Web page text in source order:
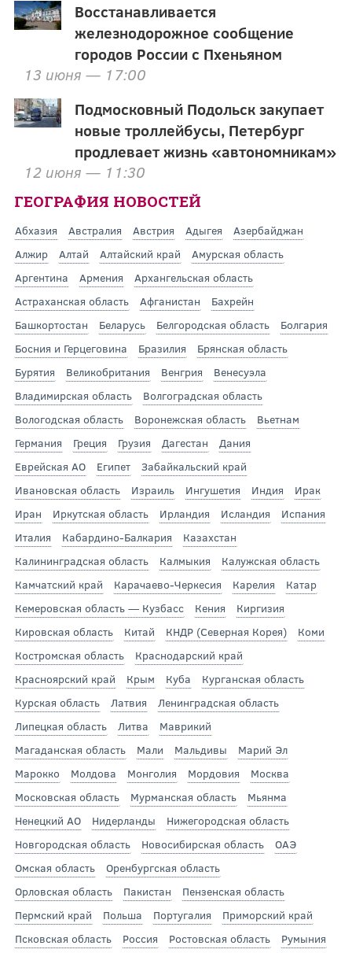
Восстанавливается
железнодорожное сообщение
городов России с Пхеньяном
13 июня — 17:00
Подмосковный Подольск закупает
новые троллейбусы, Петербург
продлевает жизнь «автономникам»
12 июня — 11:30
ГЕОГРАФИЯ НОВОСТЕЙ
Абхазия Австралия Австрия Адыгея
Азербайджан
Алжир
Алтай Алтайский край
Амурская область
Аргентина
Армения
Архангельская область
Астраханская область
Афганистан
Бахрейн
Башкортостан
Беларусь Белгородская область
Болгария
Босния и Герцеговина
Бразилия
Брянская область
Бурятия
Великобритания Венгрия
Венесуэла
Владимирская область
Волгоградская область
Вологодская область
Воронежская область
Вьетнам
Германия
Греция Грузия Дагестан
Дания
Еврейская АО
Египет
Забайкальский край
Ивановская область
Израиль Ингушетия Индия
Ирак
Иран
Иркутская область Ирландия Исландия
Испания
Италия
Кабардино-Балкария
Казахстан
Калининградская область
Калмыкия
Калужская область
Камчатский край
Карачаево-Черкесия Карелия
Катар
Кемеровская область — Кузбасс
Кения
Киргизия
Кировская область
Китай КНДР (Северная Корея)
Коми
Костромская область
Краснодарский край
Красноярский край
Крым Куба
Курганская область
Курская область
Латвия
Ленинградская область
Липецкая область
Литва
Маврикий
Магаданская область
Мали Мальдивы
Марий Эл
Марокко
Молдова Монголия Мордовия
Москва
Московская область
Мурманская область
Мьянма
Ненецкий АО
Нидерланды
Нижегородская область
Новгородская область
Новосибирская область
ОАЭ
Омская область
Оренбургская область
Орловская область
Пакистан
Пензенская область
Пермский край
Польша Португалия
Приморский край
Псковская область
Россия Ростовская область Румыния